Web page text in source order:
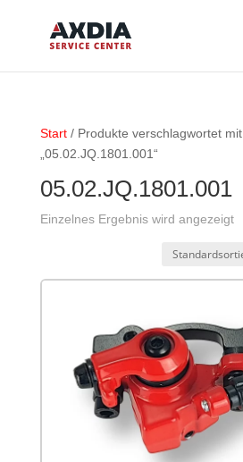
Start/ Produkte verschlagwortet mit
„05.02.JQ.1801.001“
05.02.JQ.1801.001
Einzelnes Ergebnis wird angezeigt